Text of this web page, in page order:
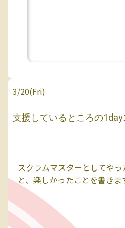
3/20(Fri)
支援しているところの
スクラムマスターとしてや
と、楽しかったことを書きま